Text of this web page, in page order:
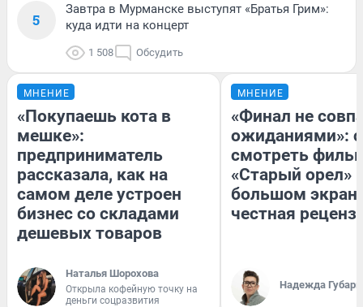
5
Завтра в Мурманске выступят «Братья Грим»:
куда идти на концерт
1 508 Обсудить
МНЕНИЕ
«Покупаешь кота в
мешке»:
предприниматель
рассказала, как на
самом деле устроен
бизнес со складами
дешевых товаров
Наталья Шорохова
Открыла кофейную точку на
деньги соцразвития
МНЕНИЕ
«Финал не
ожиданиями»:
смотреть
«Старый орел»
большом
честная
Надежда Губарь